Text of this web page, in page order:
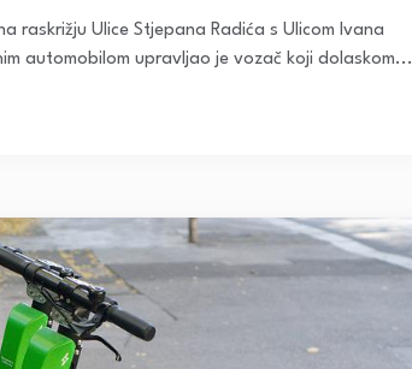
raskrižju Ulice Stjepana Radića s Ulicom Ivana
automobilom upravljao je vozač koji dolaskom...